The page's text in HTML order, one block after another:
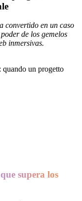
convertido en un caso
de los gemelos
inmersivas.
supera los